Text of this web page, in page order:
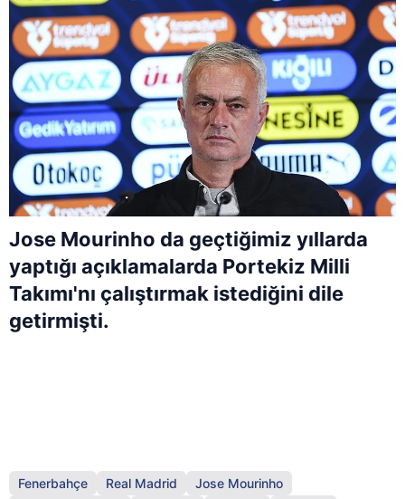
Jose Mourinho da geçtiğimiz yıllarda
yaptığı açıklamalarda Portekiz Milli
Takımı'nı çalıştırmak istediğini dile
getirmişti.
Fenerbahçe Real Madrid
Jose Mourinho